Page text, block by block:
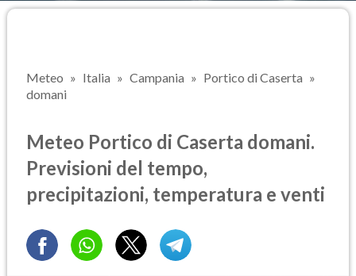
Meteo Italia Campania
Portico di Caserta
domani
Meteo Portico di Caserta domani.
Previsioni del tempo,
precipitazioni, temperatura e venti